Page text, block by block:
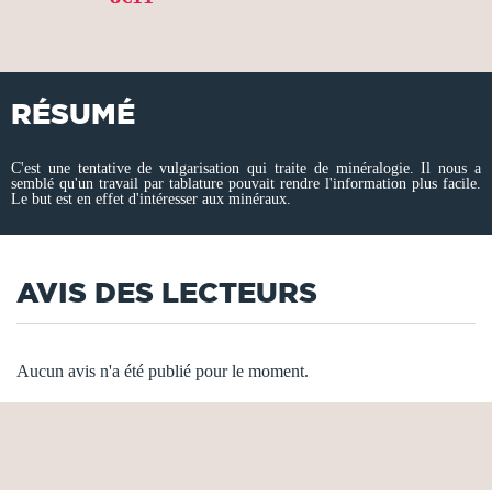
RÉSUMÉ
C'est une tentative de vulgarisation qui traite de minéralogie. Il nous a
semblé qu'un travail par tablature pouvait rendre l'information plus facile.
Le but est en effet d'intéresser aux minéraux.
AVIS DES LECTEURS
Aucun avis n'a été publié pour le moment.